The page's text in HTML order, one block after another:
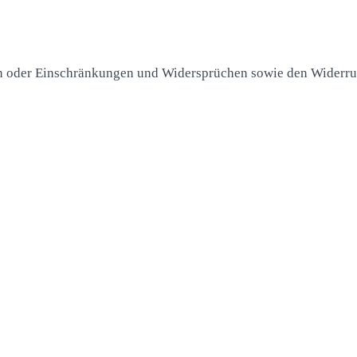
Einschränkungen und Widersprüchen sowie den